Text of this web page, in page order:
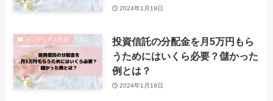
2024年1月19日
インデックス投資
投資信託の分配金を月5万円もら
うためにはいくら必要？儲かった
例とは？
2024年1月19日